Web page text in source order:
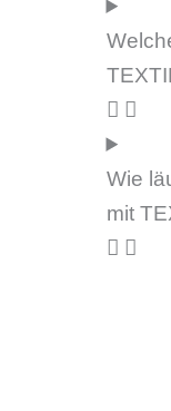
Wie
mit